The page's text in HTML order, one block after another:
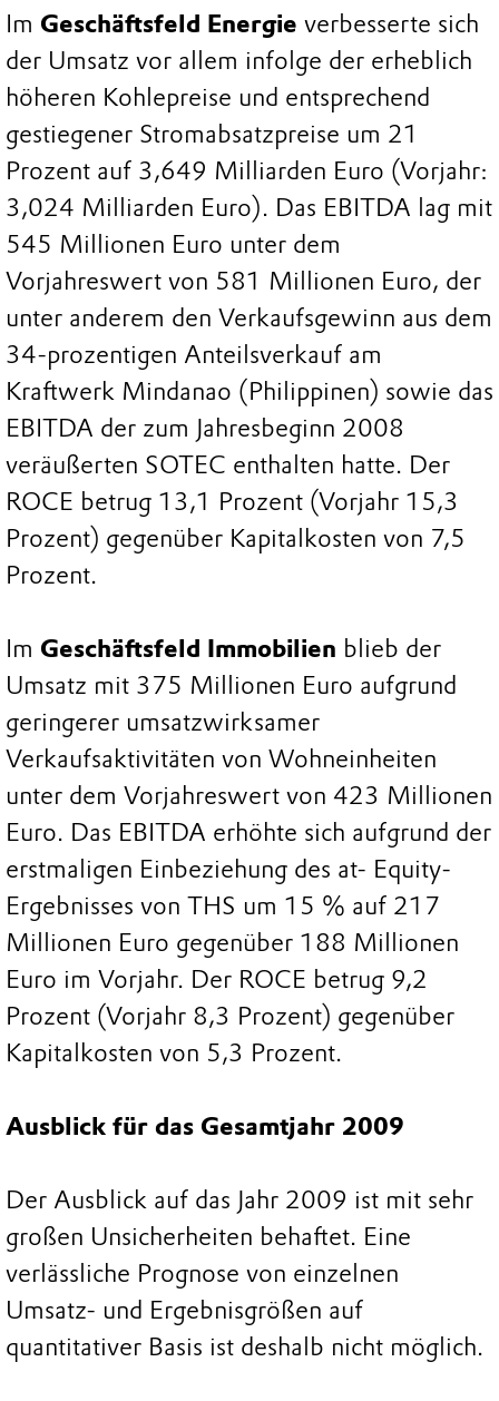
Im Geschäftsfeld Energie verbesserte sich
der Umsatz vor allem infolge der erheblich
höheren Kohlepreise und entsprechend
gestiegener Stromabsatzpreise um 21
Prozent auf 3,649 Milliarden Euro (Vorjahr:
3,024 Milliarden Euro). Das EBITDA lag mit
545 Millionen Euro unter dem
Vorjahreswert von 581 Millionen Euro, der
unter anderem den Verkaufsgewinn aus dem
34-prozentigen Anteilsverkauf am
Kraftwerk Mindanao (Philippinen) sowie das
EBITDA der zum Jahresbeginn 2008
veräußerten SOTEC enthalten hatte. Der
ROCE betrug 13,1 Prozent (Vorjahr 15,3
Prozent) gegenüber Kapitalkosten von 7,5
Prozent.
Im Geschäftsfeld Immobilien blieb der
Umsatz mit 375 Millionen Euro aufgrund
geringerer umsatzwirksamer
Verkaufsaktivitäten von Wohneinheiten
unter dem Vorjahreswert von 423 Millionen
Euro. Das EBITDA erhöhte sich aufgrund der
erstmaligen Einbeziehung des at- Equity-
Ergebnisses von THS um 15 % auf 217
Millionen Euro gegenüber 188 Millionen
Euro im Vorjahr. Der ROCE betrug 9,2
Prozent (Vorjahr 8,3 Prozent) gegenüber
Kapitalkosten von 5,3 Prozent.
Ausblick für das Gesamtjahr 2009
Der Ausblick auf das Jahr 2009 ist mit sehr
großen Unsicherheiten behaftet. Eine
verlässliche Prognose von einzelnen
Umsatz- und Ergebnisgrößen auf
quantitativer Basis ist deshalb nicht möglich.